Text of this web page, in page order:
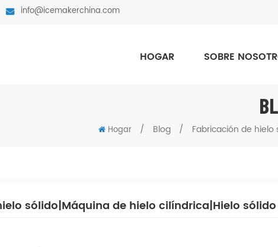
info@icemakerchina.com
HOGAR SOBRE
Hogar / Blog / Fabricación de
sólido|Máquina de hielo cilíndrica|Hielo sólido